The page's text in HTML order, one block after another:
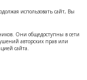
использовать сайт, Вы
Они общедоступны в сети
авторских прав или
сайта.